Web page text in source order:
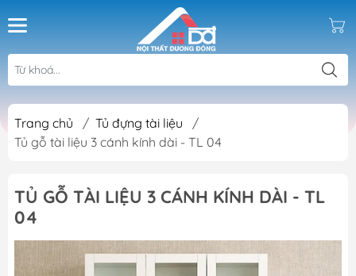
Trang chủ / Tủ đựng tài liệu
/
Tủ gỗ tài liệu 3 cánh kính dài - TL 04
TỦ GỖ TÀI LIỆU 3 CÁNH KÍNH DÀI - TL
04